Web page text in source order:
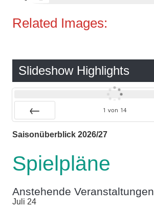
Related Images:
Slideshow Highlights
1 von 14
Saisonüberblick 2026/27
Spielpläne
Anstehende Veranstaltungen
Juli 24